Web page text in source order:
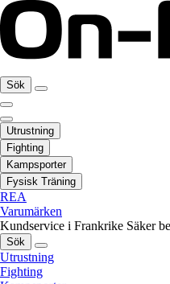
Sök
Utrustning
Fighting
Kampsporter
Fysisk Träning
REA
Varumärken
Kundservice i Frankrike Säker
Sök
Utrustning
Fighting